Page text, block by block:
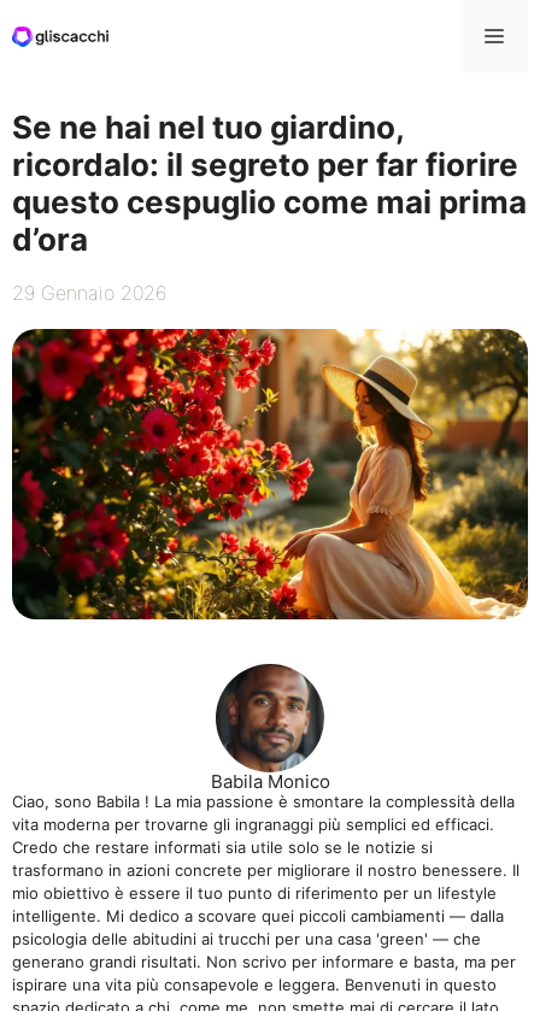
al
Se ne hai nel tuo giardino,
ricordalo: il segreto per far fiorire
questo cespuglio come mai prima
d’ora
29 Gennaio 2026
Babila Monico
Ciao, sono Babila ! La mia passione è smontare la complessità della
vita moderna per trovarne gli ingranaggi più semplici ed efficaci.
Credo che restare informati sia utile solo se le notizie si
trasformano in azioni concrete per migliorare il nostro benessere. Il
mio obiettivo è essere il tuo punto di riferimento per un lifestyle
intelligente. Mi dedico a scovare quei piccoli cambiamenti — dalla
psicologia delle abitudini ai trucchi per una casa 'green' — che
generano grandi risultati. Non scrivo per informare e basta, ma per
ispirare una vita più consapevole e leggera. Benvenuti in questo
spazio dedicato a chi, come me, non smette mai di cercare il lato